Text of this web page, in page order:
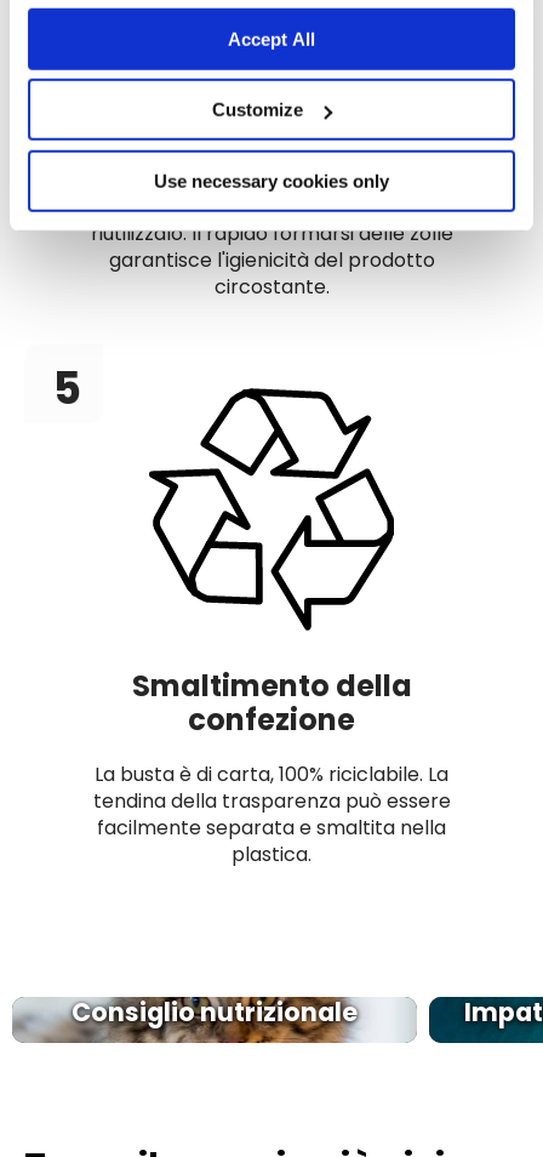
Accept All
Customize
Use necessary cookies only
Una volta al mese
Se decidi di lavare la cassetta, non
smaltire il prodotto avanzato, ma
riutilizzalo. Il rapido formarsi delle zolle
garantisce l'igienicità del prodotto
circostante.
5
Smaltimento della
confezione
La busta è di carta, 100% riciclabile. La
tendina della trasparenza può essere
facilmente separata e smaltita nella
plastica.
Consiglio nutrizionale